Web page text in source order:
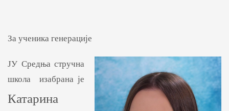
За ученика генерације
ЈУ Средња стручна
школа изабрана је
Катарина